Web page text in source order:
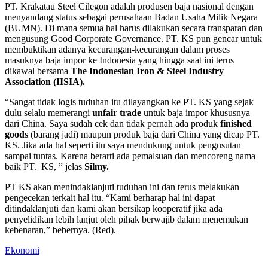
PT. Krakatau Steel Cilegon adalah produsen baja nasional dengan
menyandang status sebagai perusahaan Badan Usaha Milik Negara
(BUMN). Di mana semua hal harus dilakukan secara transparan dan
mengusung Good Corporate Governance. PT. KS pun gencar untuk
membuktikan adanya kecurangan-kecurangan dalam proses
masuknya baja impor ke Indonesia yang hingga saat ini terus
dikawal bersama The Indonesian Iron & Steel Industry
Association (IISIA).
“Sangat tidak logis tuduhan itu dilayangkan ke PT. KS yang sejak
dulu selalu memerangi unfair trade untuk baja impor khususnya
dari China. Saya sudah cek dan tidak pernah ada produk finished
goods (barang jadi) maupun produk baja dari China yang dicap PT.
KS. Jika ada hal seperti itu saya mendukung untuk pengusutan
sampai tuntas. Karena berarti ada pemalsuan dan mencoreng nama
baik PT. KS, ” jelas Silmy.
PT KS akan menindaklanjuti tuduhan ini dan terus melakukan
pengecekan terkait hal itu. “Kami berharap hal ini dapat
ditindaklanjuti dan kami akan bersikap kooperatif jika ada
penyelidikan lebih lanjut oleh pihak berwajib dalam menemukan
kebenaran,” bebernya. (Red).
Ekonomi